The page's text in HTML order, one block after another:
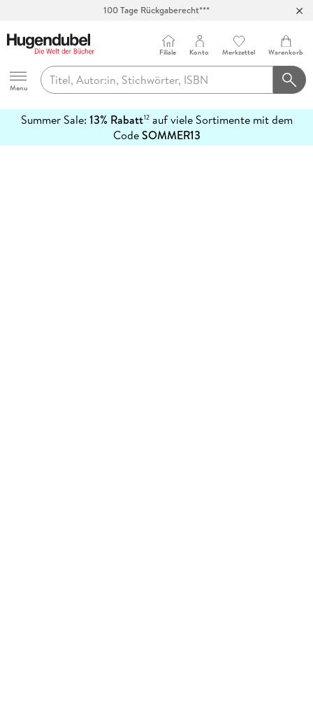
100 Tage Rückgaberecht***
Hugendubel
Menu
Filiale Konto Merkzettel Warenkorb
Summer Sale: 13% Rabatt12auf viele Sortimente mit dem
CodeSOMMER13
erfahren